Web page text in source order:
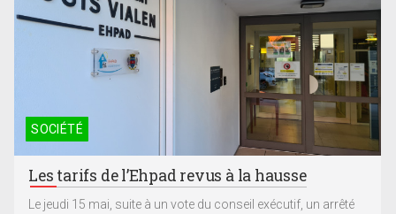
SOCIÉTÉ
Les tarifs de l’Ehpad revus à la hausse
Le jeudi 15 mai, suite à un vote du conseil exécutif, un arrêté